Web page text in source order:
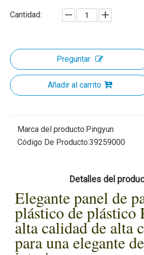
Cantidad:
Preguntar
Añadir al carrito
Marca del producto:Pingyun
Código De Producto:39259000
Detalles del
Elegante panel de
plástico de plástico
alta calidad de alta
para una elegante